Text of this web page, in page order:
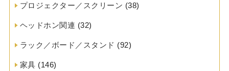
プロジェクター／スクリーン (38)
ヘッドホン関連 (32)
ラック／ボード／スタンド (92)
家具 (146)